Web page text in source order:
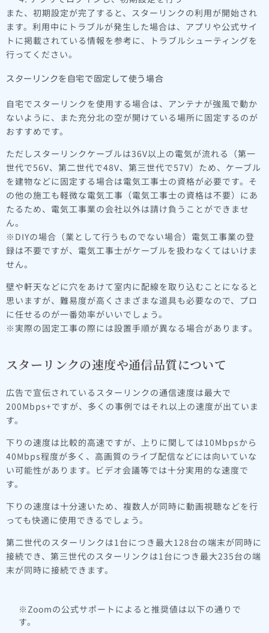
また、初期設定が完了すると、スターリンクの利用が開始され
ます。利用中にトラブルが発生した場合は、アプリや公式サイ
トに掲載されている情報を参考に、トラブルシューティングを
行ってください。
スターリンクを自宅で固定して使う場合
自宅でスターリンクを使用する場合は、アンテナが強風で動か
ないように、また充分北の空が開けている場所に固定するのが
おすすめです。
ただしスターリンクケーブルは36V以上の電気が流れる（第一
世代で56V、第二世代で48V、第三世代で57V）ため、ケーブル
を建物などに固定する場合は電気工事士の資格が必要です。そ
の他の施工も軽微な電気工事（電気工事士の資格は不要）にあ
たるため、電気工事業の会社以外は請け負うことができませ
ん。
※DIYの場合（業として行うものでない場合）電気工事業の登
録は不要ですが、電気工事士がケーブルを扱わなくてはいけま
せん。
壁や軒天などに穴をあけて室内に配線を取り込むことになると
思いますが、難易度が高くさまざまな道具も必要なので、プロ
に任せるのが一番効率がいいでしょう。
※実際の固定工事の際には設置手順が異なる場合があります。
スターリンクの速度や通信品質について
広告で宣伝されているスターリンクの通信速度は最大で
200Mbps+ですが、多くの事例ではそれ以上の速度が出ていま
す。
下りの速度は比較的高速ですが、上りに関しては10Mbpsから
40Mbps程度が多く、高画質のライブ配信などには向いていな
い可能性があります。ビデオ会議等では十分実用的な速度で
す。
下りの速度は十分速いため、複数人が同時に動画視聴などを行
っても快適に使用できるでしょう。
第二世代のスターリンクは1台につき最大128台の端末が同時に
接続でき、第三世代のスターリンクは1台につき最大235台の端
末が同時に接続できます。
※Zoomの公式サポートによると推奨値は以下の通りで
す。